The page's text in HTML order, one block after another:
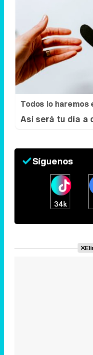
Todos lo haremos
Así será tu día a
Síguenos
34k